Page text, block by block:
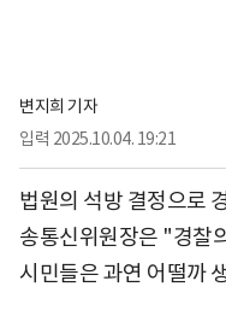
변지희 기자
입력 2025.10.04. 19:21
법원의 석방 결정으로
송통신위원장은 "경찰
시민들은 과연 어떨까